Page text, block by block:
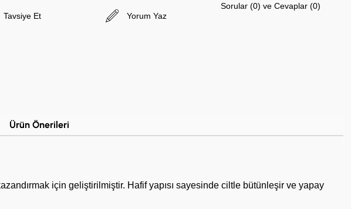
Tavsiye Et Yorum Yaz
Sorular (0) ve Cevaplar (0)
Ürün Önerileri
için geliştirilmiştir. Hafif yapısı sayesinde ciltle bütünleşir ve yapay